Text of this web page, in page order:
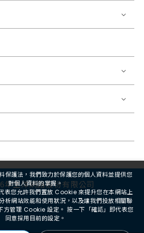
生洋網路股份有限公司
保護法，我們致力於保護您的個人資料並提供您
對個人資料的掌握。
表您允許我們置放 Cookie 來提升您在本網站上
析網站效能和使用狀況，以及讓我們投放相關聯
方管理 Cookie 設定。 按一下「確認」即代表您
同意採用目前的設定。